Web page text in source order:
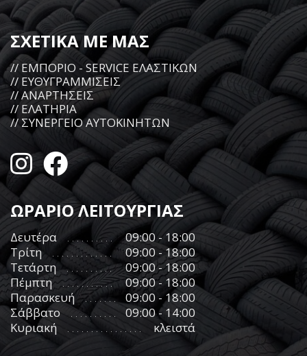
ΣΧΕΤΙΚΑ ΜΕ ΜΑΣ
// ΕΜΠΟΡΙΟ - SERVICE ΕΛΑΣΤΙΚΩΝ
// ΕΥΘΥΓΡΑΜΜΙΣΕΙΣ
// ΑΝΑΡΤΗΣΕΙΣ
// ΕΛΑΤΗΡΙΑ
// ΣΥΝΕΡΓΕΙΟ ΑΥΤΟΚΙΝΗΤΩΝ
ΩΡΑΡΙΟ ΛΕΙΤΟΥΡΓΙΑΣ
Δευτέρα
09:00 - 18:00
Τρίτη
09:00 - 18:00
Τετάρτη
09:00 - 18:00
Πέμπτη
09:00 - 18:00
Παρασκευή
09:00 - 18:00
Σάββατο
09:00 - 14:00
Κυριακή
κλειστά